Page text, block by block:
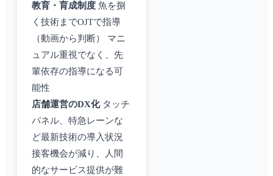
教育・育成制度 魚を捌
く技術までOJTで指導
（動画から判断） マニ
ュアル重視でなく、先
輩依存の指導になる可
能性
店舗運営のDX化タッチ
パネル、特急レーンな
ど最新技術の導入状況
接客機会が減り、人間
的なサービス提供が難